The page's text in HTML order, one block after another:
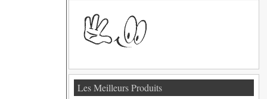
Les Meilleurs Produits